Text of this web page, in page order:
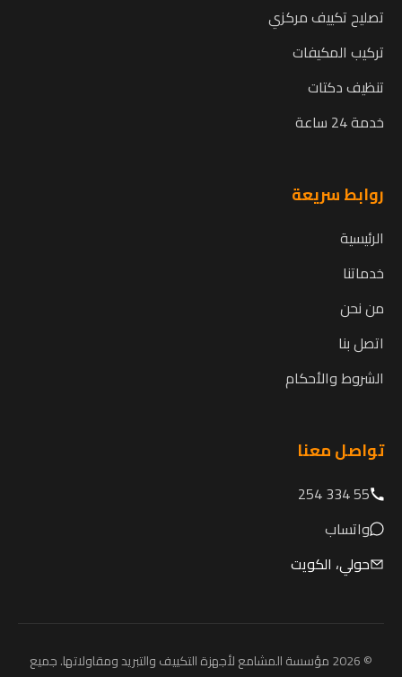
تصليح تكييف مركزي
تركيب المكيفات
تنظيف دكتات
خدمة 24 ساعة
روابط سريعة
الرئيسية
خدماتنا
من نحن
اتصل بنا
الشروط والأحكام
تواصل معنا
55 334 254
واتساب
حولي، الكويت
© 2026 مؤسسة المشامع لأجهزة التكييف والتبريد ومقاولاتها. جميع